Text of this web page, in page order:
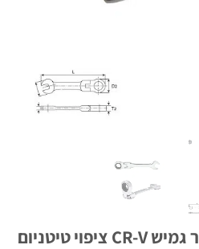
מפתח רינג ראצ'ט קצר גמיש CR-V ציפוי טיטניום